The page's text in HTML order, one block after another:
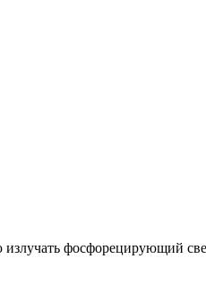
фосфорецирующий